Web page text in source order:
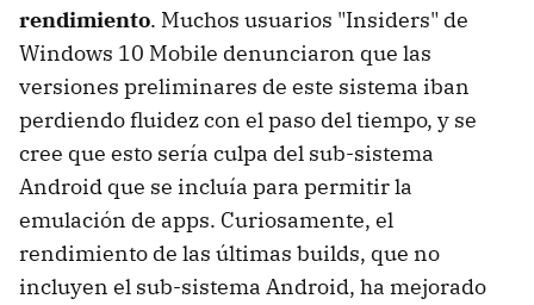
rendimiento. Muchos usuarios "Insiders" de
Windows 10 Mobile denunciaron que las
versiones preliminares de este sistema iban
perdiendo fluidez con el paso del tiempo, y se
cree que esto sería culpa del sub-sistema
Android que se incluía para permitir la
emulación de apps. Curiosamente, el
rendimiento de las últimas builds, que no
incluyen el sub-sistema Android, ha mejorado